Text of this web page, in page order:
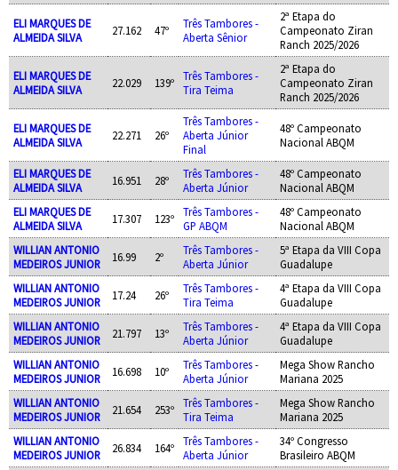
ELI MARQUES DE
ALMEIDA SILVA
27.162 47º
Três Tambores -
Aberta Sênior
2ª Etapa do
Campeonato Ziran
Ranch 2025/2026
ELI MARQUES DE
ALMEIDA SILVA
22.029 139º
Três Tambores -
Tira Teima
2ª Etapa do
Campeonato Ziran
Ranch 2025/2026
ELI MARQUES DE
ALMEIDA SILVA
22.271 26º
Três Tambores -
Aberta Júnior
Final
48º Campeonato
Nacional ABQM
ELI MARQUES DE
ALMEIDA SILVA
16.951 28º
Três Tambores -
Aberta Júnior
48º Campeonato
Nacional ABQM
ELI MARQUES DE
ALMEIDA SILVA
17.307 123º
Três Tambores -
GP ABQM
48º Campeonato
Nacional ABQM
WILLIAN ANTONIO
MEDEIROS JUNIOR
16.99 2º
Três Tambores -
Aberta Júnior
5ª Etapa da VIII Copa
Guadalupe
WILLIAN ANTONIO
MEDEIROS JUNIOR
17.24 26º
Três Tambores -
Tira Teima
4ª Etapa da VIII Copa
Guadalupe
WILLIAN ANTONIO
MEDEIROS JUNIOR
21.797 13º
Três Tambores -
Aberta Júnior
4ª Etapa da VIII Copa
Guadalupe
WILLIAN ANTONIO
MEDEIROS JUNIOR
16.698 10º
Três Tambores -
Aberta Júnior
Mega Show Rancho
Mariana 2025
WILLIAN ANTONIO
MEDEIROS JUNIOR
21.654 253º
Três Tambores -
Tira Teima
Mega Show Rancho
Mariana 2025
WILLIAN ANTONIO
MEDEIROS JUNIOR
26.834 164º
Três Tambores -
Aberta Júnior
34º Congresso
Brasileiro ABQM